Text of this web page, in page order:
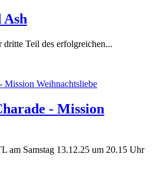
dritte Teil des erfolgreichen...
- Mission
am Samstag 13.12.25 um 20.15 Uhr